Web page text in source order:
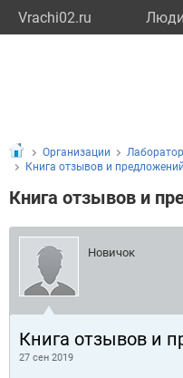
Vrachi02.ru Люди
Организации
Книга отзывов и
Книга отзывов и
Новичок
Книга отзывов и
27 сен 2019